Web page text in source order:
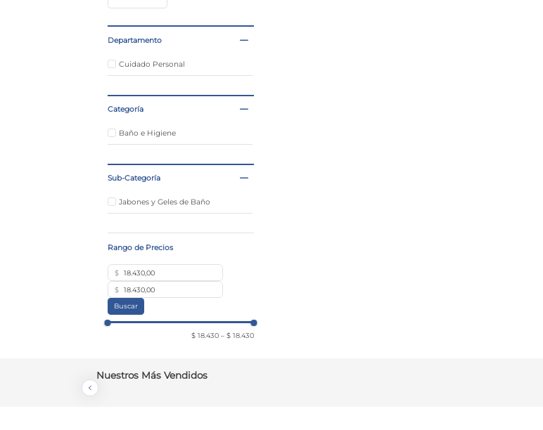
Departamento
Cuidado Personal
Categoría
Baño e Higiene
Sub-Categoría
Jabones y Geles de Baño
$
$
Buscar
$ 18.430 – $ 18.430
Nuestros Más Vendidos